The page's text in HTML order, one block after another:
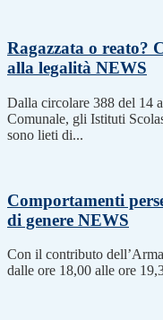
Ragazzata o reato?
alla legalità NEWS
Dalla circolare 388 del 14
Comunale, gli Istituti
sono lieti di...
Comportamenti
di genere NEWS
Con il contributo
dalle ore 18,00 alle ore